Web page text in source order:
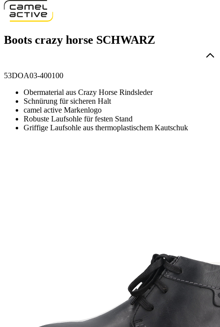
Boots crazy horse SCHWARZ
53DOA03-400100
Obermaterial aus Crazy Horse Rindsleder
Schnürung für sicheren Halt
camel active Markenlogo
Robuste Laufsohle für festen Stand
Griffige Laufsohle aus thermoplastischem Kautschuk